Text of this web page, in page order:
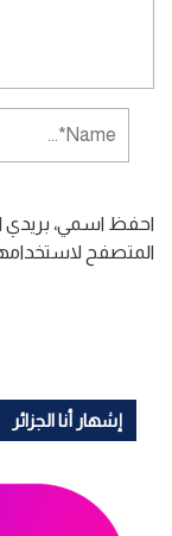
احفظ اسمي، بريدي
المتصفح
إشهار أنا الجزائر